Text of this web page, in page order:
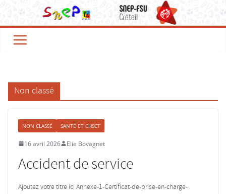
contenu
Non classé
NON CLASSÉ SANTÉ ET CHSCT
16 avril 2026 Elie Bovagnet
Accident de service
Ajoutez votre titre ici Annexe-1-Certificat-de-prise-en-charge-